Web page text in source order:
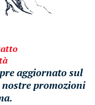
aggiornato sul
nostre promozioni